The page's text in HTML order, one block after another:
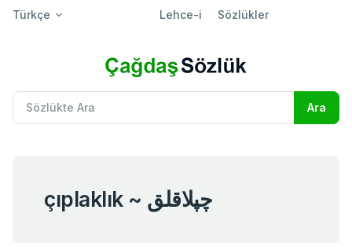
Türkçe Lehce-i Sözlükler
çıplaklık ~ چپلاقلق